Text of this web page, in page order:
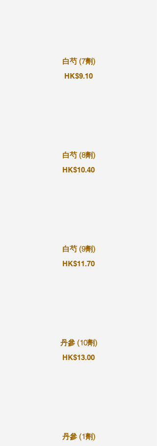
白芍 (7劑)
HK$9.10
白芍 (8劑)
HK$10.40
白芍 (9劑)
HK$11.70
丹參 (10劑)
HK$13.00
丹參 (1劑)